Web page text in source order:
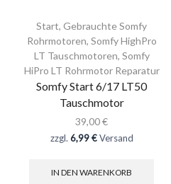
Start, Gebrauchte Somfy
Rohrmotoren, Somfy HighPro
LT Tauschmotoren, Somfy
HiPro LT Rohrmotor Reparatur
Somfy Start 6/17 LT50
Tauschmotor
39,00€
zzgl. 6,99 €Versand
IN DEN WARENKORB